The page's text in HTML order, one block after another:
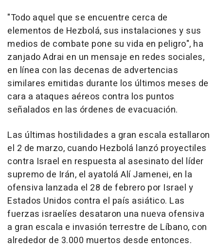
"Todo aquel que se encuentre cerca de
elementos de Hezbolá, sus instalaciones y sus
medios de combate pone su vida en peligro", ha
zanjado Adrai en un mensaje en redes sociales,
en línea con las decenas de advertencias
similares emitidas durante los últimos meses de
cara a ataques aéreos contra los puntos
señalados en las órdenes de evacuación.
Las últimas hostilidades a gran escala estallaron
el 2 de marzo, cuando Hezbolá lanzó proyectiles
contra Israel en respuesta al asesinato del líder
supremo de Irán, el ayatolá Alí Jamenei, en la
ofensiva lanzada el 28 de febrero por Israel y
Estados Unidos contra el país asiático. Las
fuerzas israelíes desataron una nueva ofensiva
a gran escala e invasión terrestre de Líbano, con
alrededor de 3.000 muertos desde entonces.